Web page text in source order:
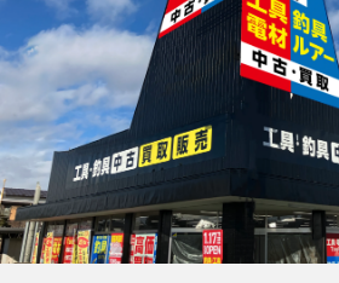
【店舗内商品コード】1039000009705
【メーカー】SHIMANO/シマノ
【型番】04292
【付属品】なし
【ランク】Bランク
通常使用による傷や汚れが見受
【詳細備考】
使用による傷・汚れがございます。
画像を参照ください。